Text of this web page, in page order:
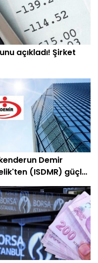
açıkladı! Şirket
Demir
(ISDMR) güçlü
Net kâr yüzde
arttı